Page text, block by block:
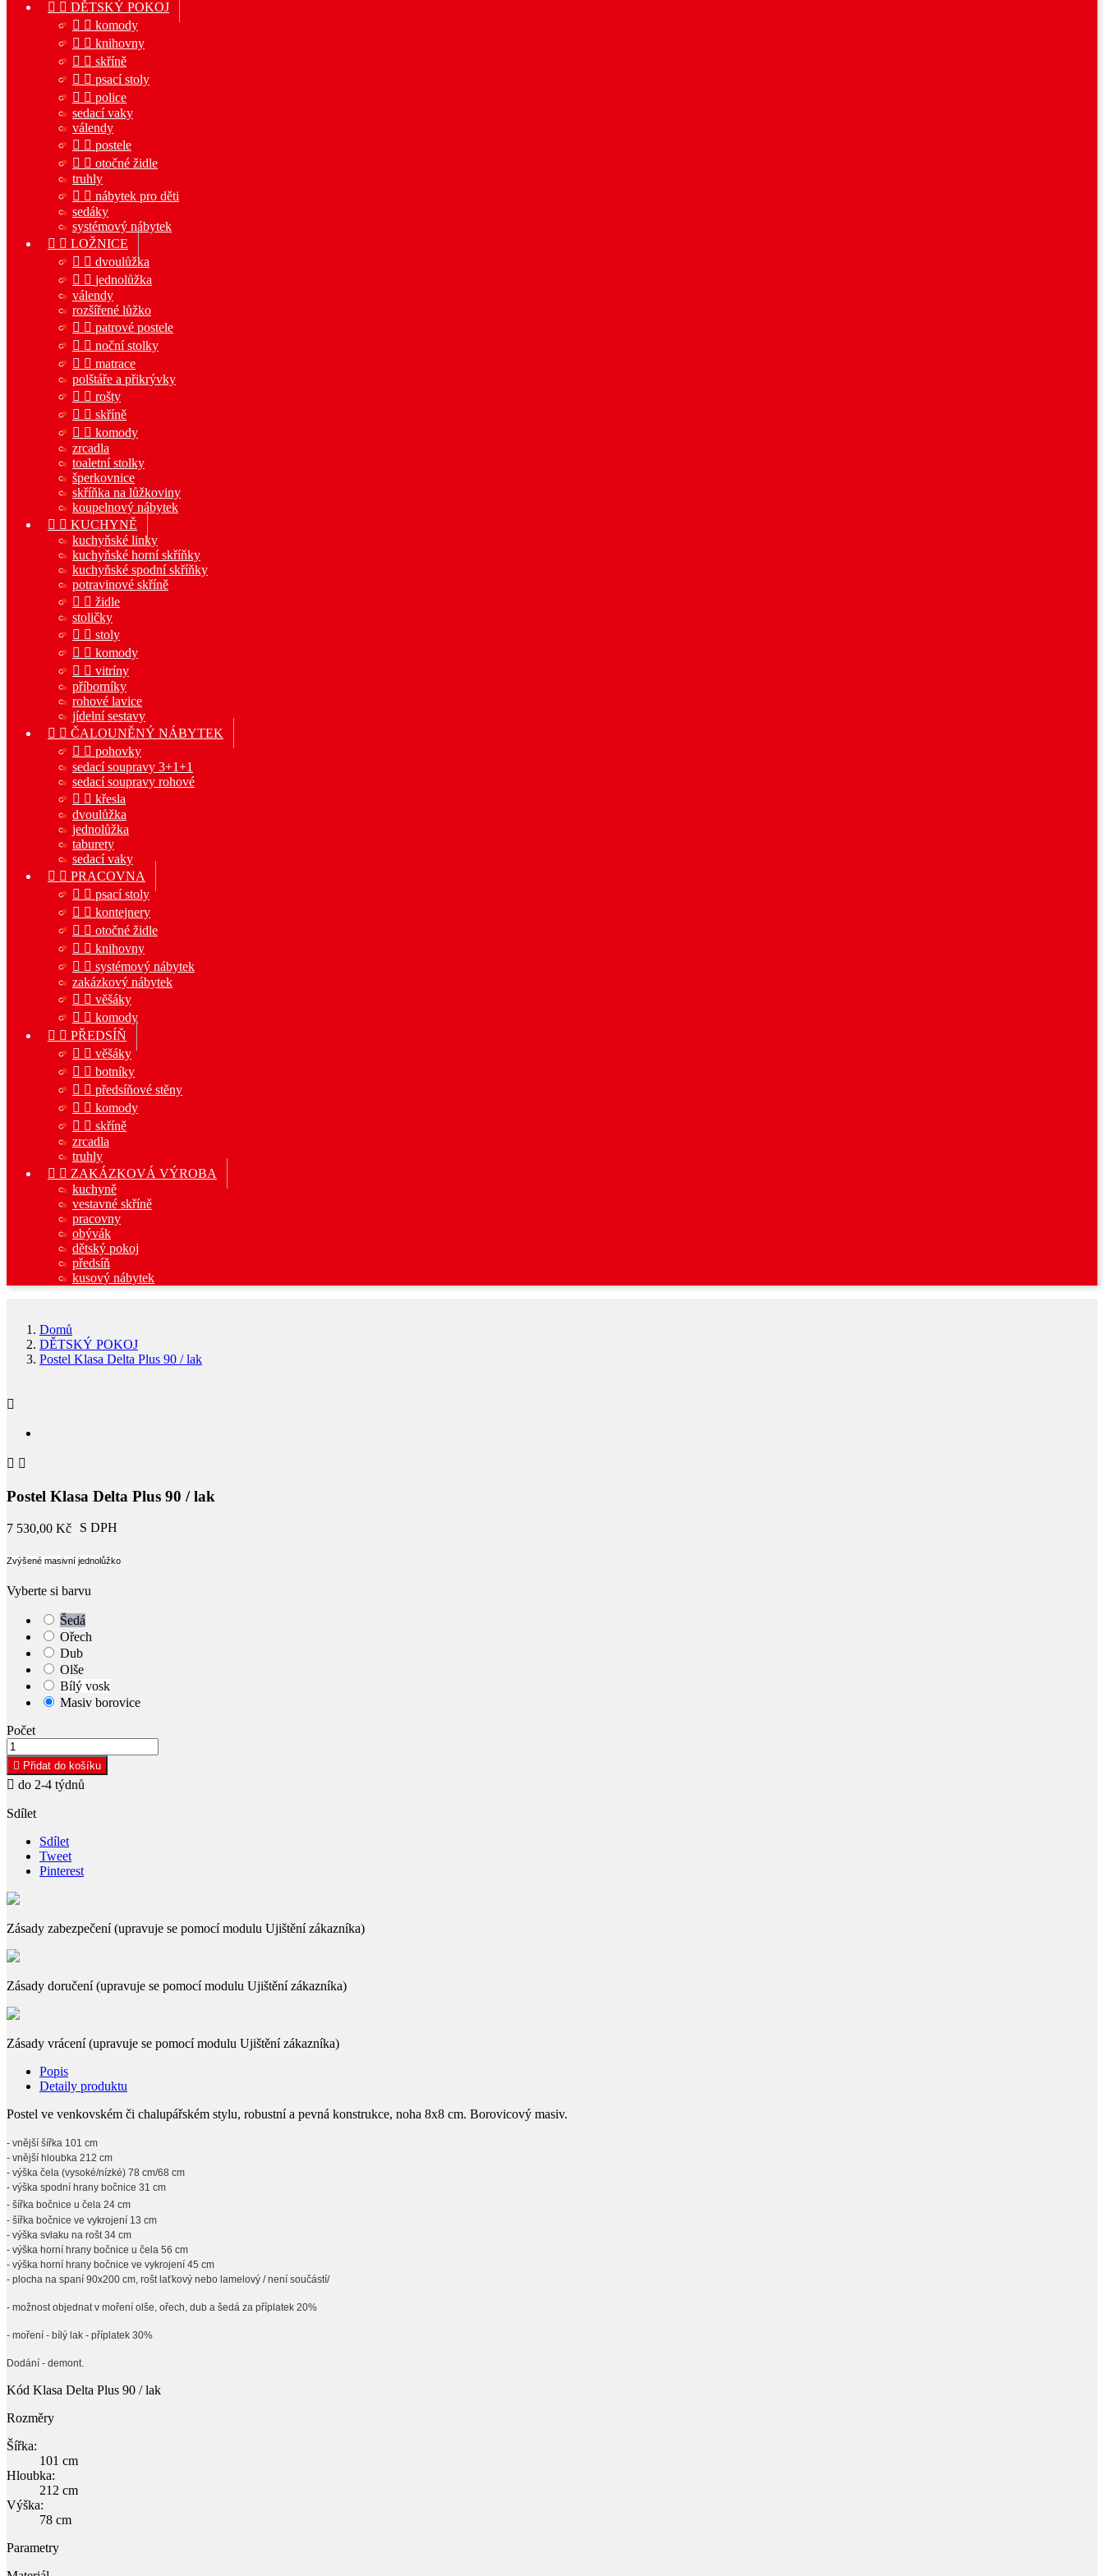
  DĚTSKÝ POKOJ
  komody
  knihovny
  skříně
  psací stoly
  police
sedací vaky
válendy
  postele
  otočné židle
truhly
  nábytek pro děti
sedáky
systémový nábytek
  LOŽNICE
  dvoulůžka
  jednolůžka
válendy
rozšířené lůžko
  patrové postele
  noční stolky
  matrace
polštáře a přikrývky
  rošty
  skříně
  komody
zrcadla
toaletní stolky
šperkovnice
skříňka na lůžkoviny
koupelnový nábytek
  KUCHYNĚ
kuchyňské linky
kuchyňské horní skříňky
kuchyňské spodní skříňky
potravinové skříně
  židle
stoličky
  stoly
  komody
  vitríny
příborníky
rohové lavice
jídelní sestavy
  ČALOUNĚNÝ NÁBYTEK
  pohovky
sedací soupravy 3+1+1
sedací soupravy rohové
  křesla
dvoulůžka
jednolůžka
taburety
sedací vaky
  PRACOVNA
  psací stoly
  kontejnery
  otočné židle
  knihovny
  systémový nábytek
zakázkový nábytek
  věšáky
  komody
  PŘEDSÍŇ
  věšáky
  botníky
  předsíňové stěny
  komody
  skříně
zrcadla
truhly
  ZAKÁZKOVÁ VÝROBA
kuchyně
vestavné skříně
pracovny
obývák
dětský pokoj
předsíň
kusový nábytek
Domů
DĚTSKÝ POKOJ
Postel Klasa Delta Plus 90 / lak

 
Postel Klasa Delta Plus 90 / lak
7 530,00 Kč S DPH
Zvýšené masivní jednolůžko
Vyberte si barvu
Šedá
Ořech
Dub
Olše
Bílý vosk
Masiv borovice
Počet
 Přidat do košíku
 do 2-4 týdnů
Sdílet
Sdílet
Tweet
Pinterest
Zásady zabezpečení (upravuje se pomocí modulu Ujištění zákazníka)
Zásady doručení (upravuje se pomocí modulu Ujištění zákazníka)
Zásady vrácení (upravuje se pomocí modulu Ujištění zákazníka)
Popis
Detaily produktu
Postel ve venkovském či chalupářském stylu, robustní a pevná konstrukce, noha 8x8 cm. Borovicový masiv.
- vnější šířka 101 cm
- vnější hloubka 212 cm
- výška čela (vysoké/nízké) 78 cm/68 cm
- výška spodní hrany bočnice 31 cm
- šířka bočnice u čela 24 cm
- šířka bočnice ve vykrojení 13 cm
- výška svlaku na rošt 34 cm
- výška horní hrany bočnice u čela 56 cm
- výška horní hrany bočnice ve vykrojení 45 cm
- plocha na spaní 90x200 cm, rošt laťkový nebo lamelový / není součástí/
- možnost objednat v moření olše, ořech, dub a šedá za příplatek 20%
- moření - bílý lak - příplatek 30%
Dodání - demont.
Kód Klasa Delta Plus 90 / lak
Rozměry
Šířka:
101 cm
Hloubka:
212 cm
Výška:
78 cm
Parametry